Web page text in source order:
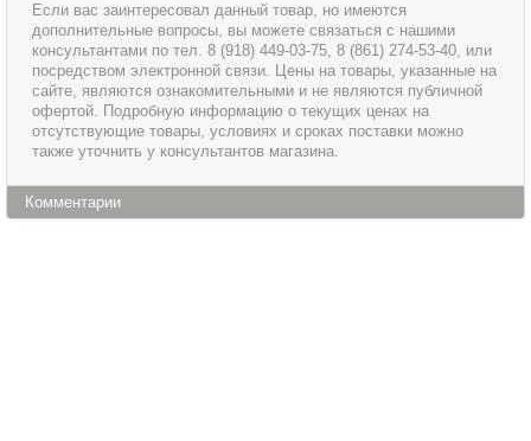
Если вас заинтересовал данный товар, но имеются
дополнительные вопросы, вы можете связаться с нашими
консультантами по тел. 8 (918) 449-03-75, 8 (861) 274-53-40, или
посредством электронной связи. Цены на товары, указанные на
сайте, являются ознакомительными и не являются публичной
офертой. Подробную информацию о текущих ценах на
отсутствующие товары, условиях и сроках поставки можно
также уточнить у консультантов магазина.
Комментарии